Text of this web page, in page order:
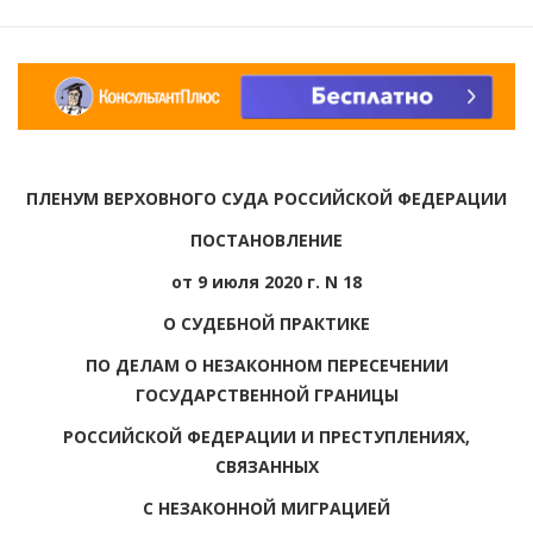
ПЛЕНУМ ВЕРХОВНОГО СУДА РОССИЙСКОЙ ФЕДЕРАЦИИ
ПОСТАНОВЛЕНИЕ
от 9 июля 2020 г. N 18
О СУДЕБНОЙ ПРАКТИКЕ
ПО ДЕЛАМ О НЕЗАКОННОМ ПЕРЕСЕЧЕНИИ
ГОСУДАРСТВЕННОЙ ГРАНИЦЫ
РОССИЙСКОЙ ФЕДЕРАЦИИ И ПРЕСТУПЛЕНИЯХ,
СВЯЗАННЫХ
С НЕЗАКОННОЙ МИГРАЦИЕЙ